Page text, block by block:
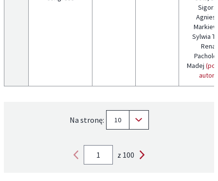
Sylwia
Madej
Na stronę: 10
z 100